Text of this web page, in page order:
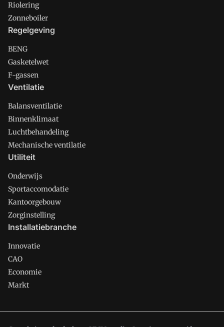
Riolering
Zonneboiler
Regelgeving
BENG
Gasketelwet
F-gassen
Ventilatie
Balansventilatie
Binnenklimaat
Luchtbehandeling
Mechanische ventilatie
Utiliteit
Onderwijs
Sportaccomodatie
Kantoorgebouw
Zorginstelling
Installatiebranche
Innovatie
CAO
Economie
Markt